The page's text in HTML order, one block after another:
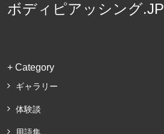
ボディピアッシング.JP
+ Category
ギャラリー
体験談